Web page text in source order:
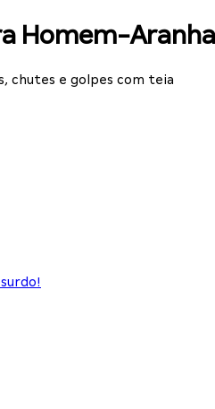
Homem-
chutes e golpes com teia